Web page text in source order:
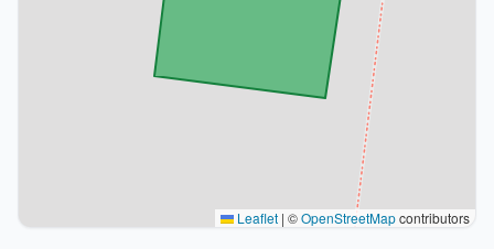
Leaflet | ©OpenStreetMapcontributors